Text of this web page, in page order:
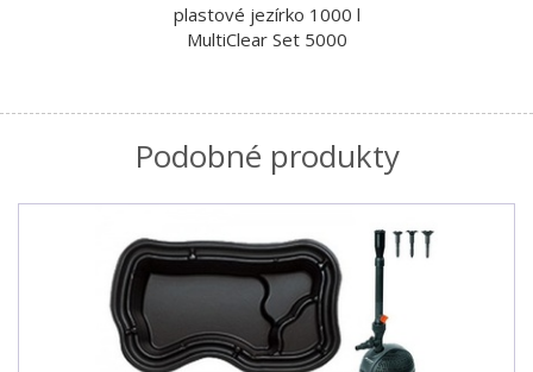
plastové jezírko 1000 l
MultiClear Set 5000
Podobné produkty